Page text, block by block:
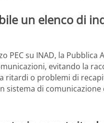
un elenco di
PEC su INAD, la
evitando la
ritardi o problemi di
sistema di